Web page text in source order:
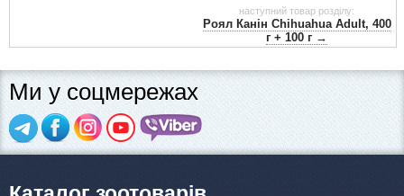
наступний товар розділу:
Роял Канін Chihuahua Adult, 400
г + 100 г →
Ми у соцмережах